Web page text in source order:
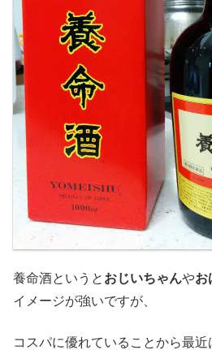
養命酒というと おじいちゃんやお
イメージが強いですが、
コスパに優れていることから最